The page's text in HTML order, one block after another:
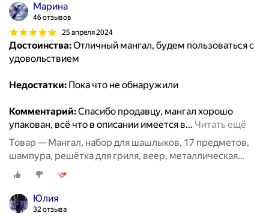
Марина
46 отзывов
25 апреля 2024
Достоинства:Отличный мангал, будем пользоваться с
удовольствием
Недостатки: Пока что не обнаружили
Комментарий:Спасибо продавцу, мангал хорошо
упакован, всё что в описании имеется в… Читать ещё
Товар — Мангал, набор для шашлыков, 17 предметов,
шампура, решётка для гриля, веер, металлическая
щётка
Юлия
32 отзыва